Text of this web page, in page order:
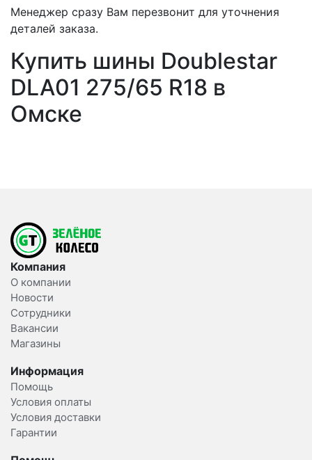
Менеджер сразу Вам перезвонит для уточнения
деталей заказа.
Купить шины Doublestar
DLA01 275/65 R18 в
Омске
Компания
О компании
Новости
Сотрудники
Вакансии
Магазины
Информация
Помощь
Условия оплаты
Условия доставки
Гарантии